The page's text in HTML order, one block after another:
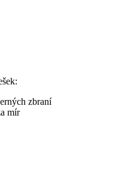
zbraní
mír